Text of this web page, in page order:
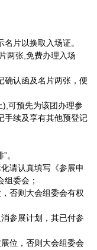
片以换取入场证。
两张,免费办理入场
确认函及名片两张，便
可预先为该团办理参
手续及享有其他预登记
。
请认真填写《参展申
委会；
否则大会组委会有权
参展计划，其已付参
位，否则大会组委会